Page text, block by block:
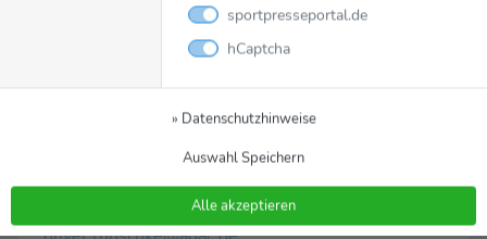
ADAC TCR Germany
Marcel Nieveler, SID Marketing, T +49 170 44 59
adac-motorsport@sid-marketing.de
Oliver Runschke, T +49 89 76 76 69 65, E-Mail
sportpresseportal.de
hCaptcha
» Datenschutzhinweise
Auswahl Speichern
Alle akzeptieren